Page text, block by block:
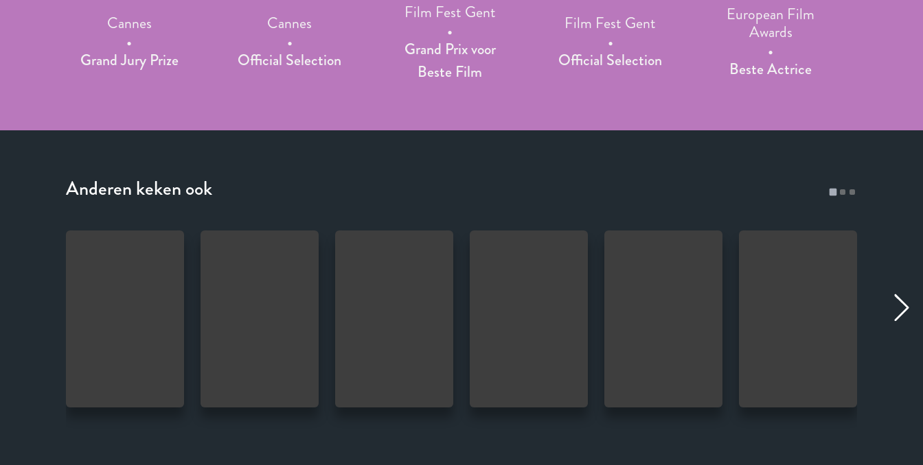
Cannes
Grand Jury Prize
Cannes
Official Selection
Film Fest Gent
Grand Prix voor
Beste Film
Film Fest Gent
Official Selection
European Film
Awards
Beste Actrice